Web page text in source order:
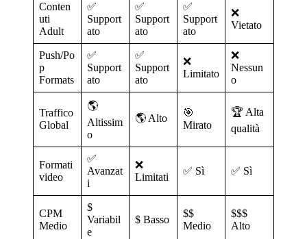
Conten
uti
Adult
✅
Support
ato
✅
Support
ato
✅
Support
ato
❌
Vietato
Push/Po
p
Formats
✅
Support
ato
✅
Support
ato
❌
Limitato
❌
Nessun
o
Traffico
Global
🌎
Altissim
o
🌎 Alto
🎯
Mirato
🏆 Alta
qualità
Formati
video
✅
Avanzat
i
❌
Limitati
✅ Sì ✅ Sì
CPM
Medio
$
Variabil
e
$ Basso
$$
Medio
$$$
Alto